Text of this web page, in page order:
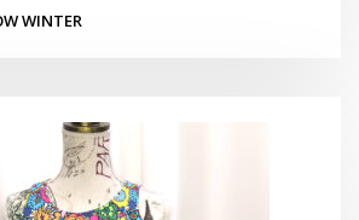
胸あきトップスポップ調